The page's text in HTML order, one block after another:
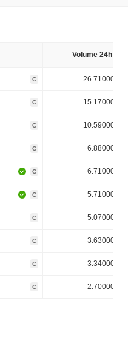
Volume 24h (%)
C 26.710000%
C 15.170000%
C 10.590000%
C 6.880000%
C 6.710000%
C 5.710000%
C 5.070000%
C 3.630000%
C 3.340000%
C 2.700000%